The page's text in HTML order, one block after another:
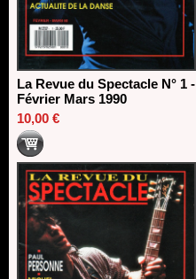
La Revue du Spectacle N° 1 -
Février Mars 1990
10,00 €